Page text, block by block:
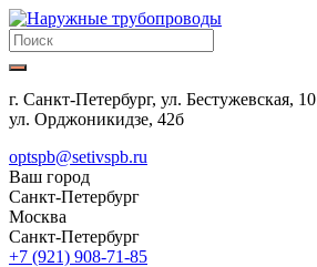
г. Санкт-Петербург, ул. Бестужевская, 10
ул. Орджоникидзе, 42б
optspb@setivspb.ru
Ваш город
Санкт-Петербург
Москва
Санкт-Петербург
+7 (921) 908-71-85